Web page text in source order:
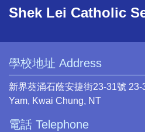
Shek Lei Catholic
學校地址 Address
新界葵涌石蔭安捷街23-31號
Yam, Kwai Chung, NT
電話 Telephone